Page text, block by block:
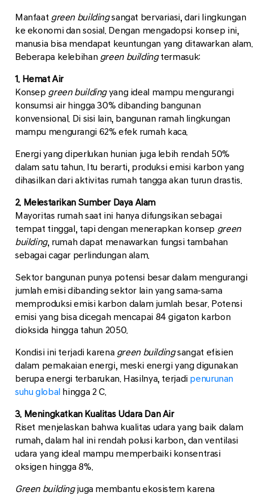
Manfaat green buildingsangat bervariasi, dari lingkungan
ke ekonomi dan sosial. Dengan mengadopsi konsep ini,
manusia bisa mendapat keuntungan yang ditawarkan alam.
Beberapa kelebihan green buildingtermasuk:
1. Hemat Air
Konsep green buildingyang ideal mampu mengurangi
konsumsi air hingga 30% dibanding bangunan
konvensional. Di sisi lain, bangunan ramah lingkungan
mampu mengurangi 62% efek rumah kaca.
Energi yang diperlukan hunian juga lebih rendah 50%
dalam satu tahun. Itu berarti, produksi emisi karbon yang
dihasilkan dari aktivitas rumah tangga akan turun drastis.
2. Melestarikan Sumber Daya Alam
Mayoritas rumah saat ini hanya difungsikan sebagai
tempat tinggal, tapi dengan menerapkan konsep green
building, rumah dapat menawarkan fungsi tambahan
sebagai cagar perlindungan alam.
Sektor bangunan punya potensi besar dalam mengurangi
jumlah emisi dibanding sektor lain yang sama-sama
memproduksi emisi karbon dalam jumlah besar. Potensi
emisi yang bisa dicegah mencapai 84 gigaton karbon
dioksida hingga tahun 2050.
Kondisi ini terjadi karena green buildingsangat efisien
dalam pemakaian energi, meski energi yang digunakan
berupa energi terbarukan. Hasilnya, terjadi penurunan
suhu global hingga 2 C.
3. Meningkatkan Kualitas Udara Dan Air
Riset menjelaskan bahwa kualitas udara yang baik dalam
rumah, dalam hal ini rendah polusi karbon, dan ventilasi
udara yang ideal mampu memperbaiki konsentrasi
oksigen hingga 8%.
Green buildingjuga membantu ekosistem karena